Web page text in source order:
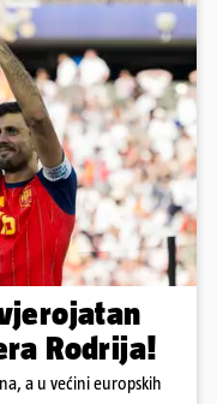
Rodrija!
a u većini europskih